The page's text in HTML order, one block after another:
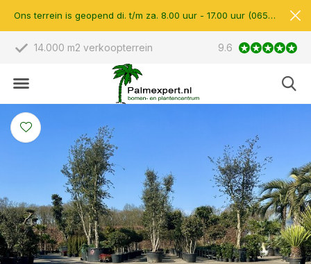
Bekend van Radio & TV Scherpe prijzen
9.6
Ons terrein is geopend di. t/m za. 8.00 uur - 17.00 uur (0657510597)